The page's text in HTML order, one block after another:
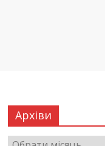
Архіви